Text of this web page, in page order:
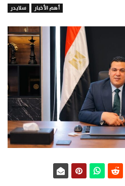
أهم الأخبار سلايدر